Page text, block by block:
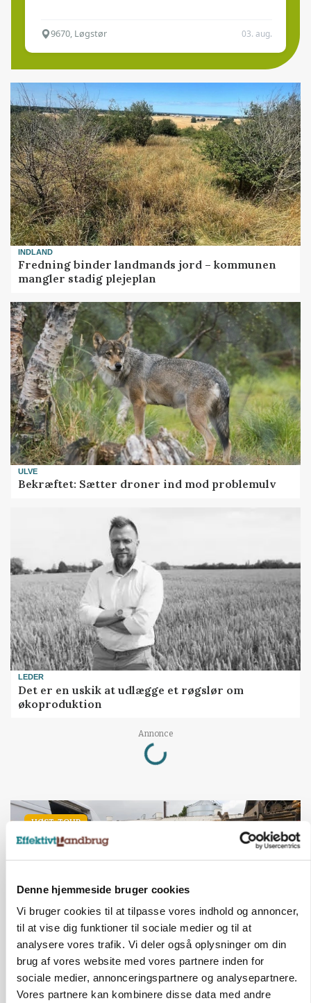
Denne hjemmeside bruger cookies
Vi bruger cookies til at tilpasse vores indhold og annoncer,
til at vise dig funktioner til sociale medier og til at
analysere vores trafik. Vi deler også oplysninger om din
brug af vores website med vores partnere inden for
sociale medier, annonceringspartnere og analysepartnere.
Vores partnere kan kombinere disse data med andre
9670, Løgstør 03. aug.
INDLAND
Fredning binder landmands jord – kommunen
mangler stadig plejeplan
ULVE
Bekræftet: Sætter droner ind mod problemulv
LEDER
Det er en uskik at udlægge et røgslør om
økoproduktion
Annonce
Loading...
HØST-TOUR
PLANTER
På døgnvagt i høsten